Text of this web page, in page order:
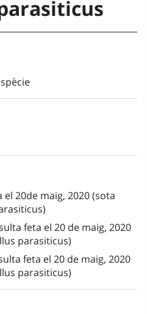
20de maig, 2020 (sota
feta el 20 de maig, 2020
parasiticus)
feta el 20 de maig, 2020
parasiticus)